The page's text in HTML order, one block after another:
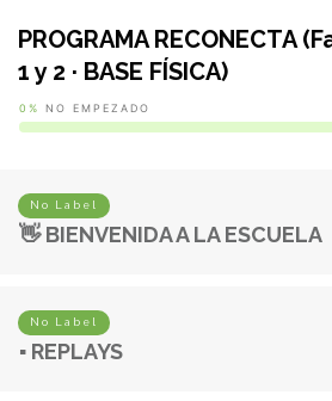
PROGRAMA RECONECTA
1 y 2 · BASE FÍSICA)
0% NO EMPEZADO
No Label
👋 BIENVENIDA A LA ESCUELA
No Label
▪️ REPLAYS